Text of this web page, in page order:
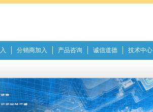
分销商加入 产品咨询 诚信道德 技术中心